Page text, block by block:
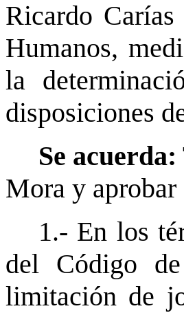
Ricardo
Humanos,
la
disposiciones
Se acuerda:
Mora y aprobar
1.- En los
del Código
limitación de